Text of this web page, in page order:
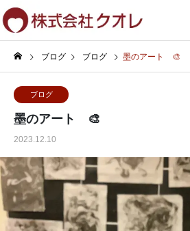
ブログ ブログ 墨のアート 🎨
ブログ
墨のアート 🎨
2023.12.10